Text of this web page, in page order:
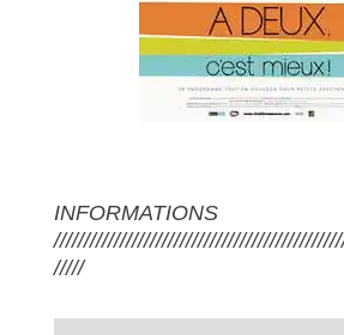
INFORMATIONS
/////